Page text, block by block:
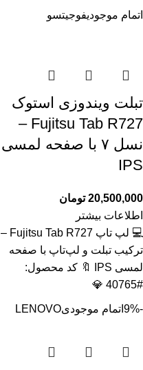
اتمام موجودیفوجیتسو
تبلت ویندوزی استوک
Fujitsu Tab R727 –
نسل ۷ با صفحه لمسی
IPS
20,500,000 تومان
اطلاعات بیشتر
💻 لپ تاپ Fujitsu Tab R727 –
ترکیب تبلت و لپ‌تاپ با صفحه
لمسی IPS 🔖 کد محصول:
#40765 💎
-9% اتمام موجودیLENOVO